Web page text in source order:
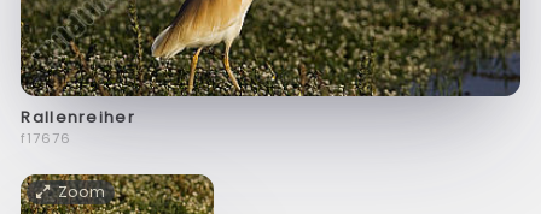
Rallenreiher
f17676
Zoom